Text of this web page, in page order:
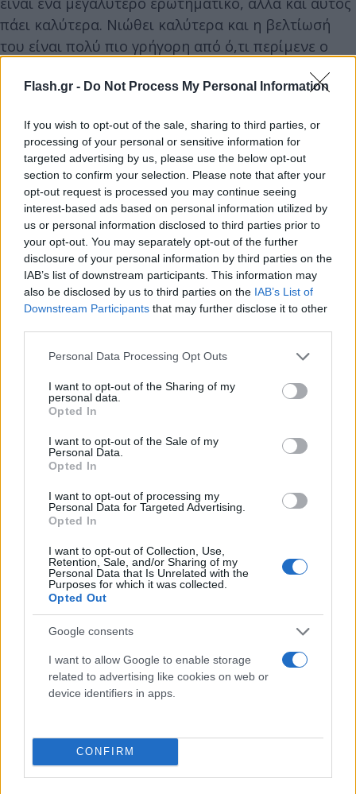
Flash.gr - Do Not Process My Personal Information
If you wish to opt-out of the sale, sharing to third parties, or
processing of your personal or sensitive information for
targeted advertising by us, please use the below opt-out
section to confirm your selection. Please note that after your
opt-out request is processed you may continue seeing
interest-based ads based on personal information utilized by
us or personal information disclosed to third parties prior to
your opt-out. You may separately opt-out of the further
disclosure of your personal information by third parties on the
IAB’s list of downstream participants. This information may
also be disclosed by us to third parties on the IAB’s List of
Downstream Participants that may further disclose it to other
Please note that this website/app uses one or more Google
not limited to your visit or usage behaviour. You may click to
grant or deny consent to Google and its third-party tags to
use your data for below specified purposes in below Google
consent section.
Personal Data Processing Opt Outs
I want to opt-out of the Sharing of my
personal data.
Opted In
I want to opt-out of the Sale of my
Personal Data.
Opted In
I want to opt-out of processing my
Personal Data for Targeted Advertising.
Opted In
I want to opt-out of Collection, Use,
Retention, Sale, and/or Sharing of my
Personal Data that Is Unrelated with the
Purposes for which it was collected.
Opted Out
Google consents
I want to allow Google to enable storage
related to advertising like cookies on web or
device identifiers in apps.
CONFIRM
πάει καλύτερα. Νιώθει καλύτερα και η βελτίωσή
του είναι πολύ πιο γρήγορη από ό,τι περίμενε ο
Όσο για το ματς με το Βέλγιο, είπε: «Συγχαρητήρια
στην ομάδα και τον κόσμο, ήταν φανταστική
ατμόσφαιρα. Ήταν ένα σημαντικό παιχνίδι για μας.
Δείξαμε κάποια καλά στοιχεία στη Σερβία, θέλαμε
τη νίκη σήμερα. Η άμυνα μάς δίνει τη δυνατότητα
διαφορά από νωρίς. Είχαμε καλά ποσοστά στα
δίποντα, αλλά οι βολές ήταν πρόβλημα.